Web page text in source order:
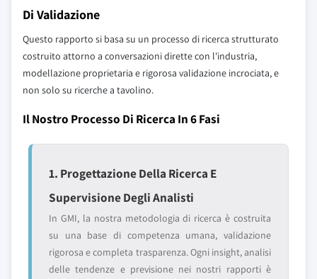
Di Validazione
Questo rapporto si basa su un processo di ricerca strutturato
costruito attorno a conversazioni dirette con l'industria,
modellazione proprietaria e rigorosa validazione incrociata, e
non solo su ricerche a tavolino.
Il Nostro Processo Di Ricerca In 6 Fasi
1. Progettazione Della Ricerca E
Supervisione Degli Analisti
In GMI, la nostra metodologia di ricerca è costruita
su una base di competenza umana, validazione
rigorosa e completa trasparenza. Ogni insight, analisi
delle tendenze e previsione nei nostri rapporti è